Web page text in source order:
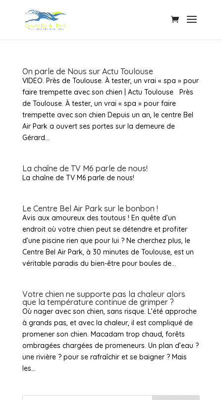
On parle de Nous sur Actu Toulouse
VIDEO. Près de Toulouse. À tester, un vrai « spa » pour
faire trempette avec son chien | Actu Toulouse Près
de Toulouse. À tester, un vrai « spa » pour faire
trempette avec son chien Depuis un an, le centre Bel
Air Park a ouvert ses portes sur la demeure de
Gérard...
La chaîne de TV M6 parle de nous!
La chaîne de TV M6 parle de nous!
Le Centre Bel Air Park sur le bonbon !
Avis aux amoureux des toutous ! En quête d’un
endroit où votre chien peut se détendre et profiter
d’une piscine rien que pour lui ? Ne cherchez plus, le
Centre Bel Air Park, à 30 minutes de Toulouse, est un
véritable paradis du bien-être pour boules de...
Votre chien ne supporte pas la chaleur alors
que la température continue de grimper ?
Où nager avec son chien, sans risque. L’été approche
à grands pas, et avec la chaleur, il est compliqué de
promener son chien. Macadam trop chaud, forêts
ombragées chargées de promeneurs. Un plan d’eau ?
une rivière ? pour se rafraîchir et se baigner ? Mais
les...